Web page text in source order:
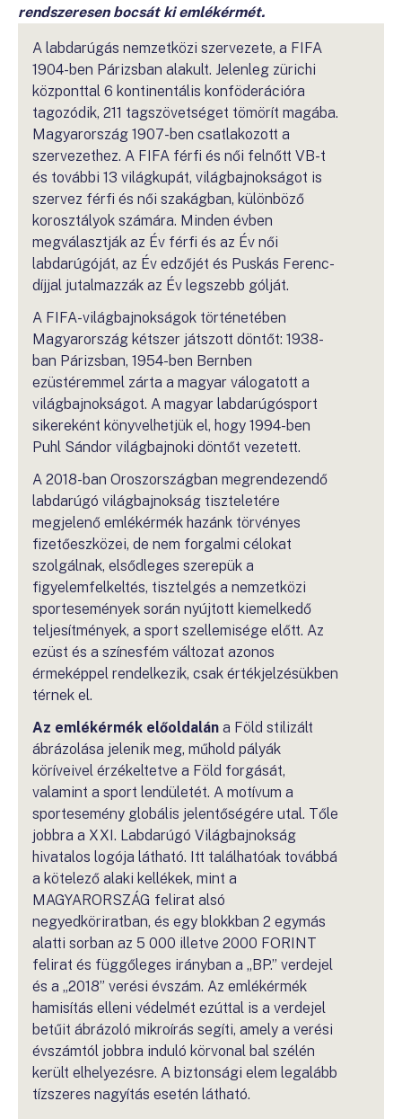
rendszeresen bocsát ki emlékérmét.
A labdarúgás nemzetközi szervezete, a FIFA
1904-ben Párizsban alakult. Jelenleg zürichi
központtal 6 kontinentális konföderációra
tagozódik, 211 tagszövetséget tömörít magába.
Magyarország 1907-ben csatlakozott a
szervezethez. A FIFA férfi és női felnőtt VB-t
és további 13 világkupát, világbajnokságot is
szervez férfi és női szakágban, különböző
korosztályok számára. Minden évben
megválasztják az Év férfi és az Év női
labdarúgóját, az Év edzőjét és Puskás Ferenc-
díjjal jutalmazzák az Év legszebb gólját.
A FIFA-világbajnokságok történetében
Magyarország kétszer játszott döntőt: 1938-
ban Párizsban, 1954-ben Bernben
ezüstéremmel zárta a magyar válogatott a
világbajnokságot. A magyar labdarúgósport
sikereként könyvelhetjük el, hogy 1994-ben
Puhl Sándor világbajnoki döntőt vezetett.
A 2018-ban Oroszországban megrendezendő
labdarúgó világbajnokság tiszteletére
megjelenő emlékérmék hazánk törvényes
fizetőeszközei, de nem forgalmi célokat
szolgálnak, elsődleges szerepük a
figyelemfelkeltés, tisztelgés a nemzetközi
sportesemények során nyújtott kiemelkedő
teljesítmények, a sport szellemisége előtt. Az
ezüst és a színesfém változat azonos
érmeképpel rendelkezik, csak értékjelzésükben
térnek el.
Az emlékérmék előoldalán a Föld stilizált
ábrázolása jelenik meg, műhold pályák
köríveivel érzékeltetve a Föld forgását,
valamint a sport lendületét. A motívum a
sportesemény globális jelentőségére utal. Tőle
jobbra a XXI. Labdarúgó Világbajnokság
hivatalos logója látható. Itt találhatóak továbbá
a kötelező alaki kellékek, mint a
MAGYARORSZÁG felirat alsó
negyedköriratban, és egy blokkban 2 egymás
alatti sorban az 5 000 illetve 2000 FORINT
felirat és függőleges irányban a „BP.” verdejel
és a „2018” verési évszám. Az emlékérmék
hamisítás elleni védelmét ezúttal is a verdejel
betűit ábrázoló mikroírás segíti, amely a verési
évszámtól jobbra induló körvonal bal szélén
került elhelyezésre. A biztonsági elem legalább
tízszeres nagyítás esetén látható.